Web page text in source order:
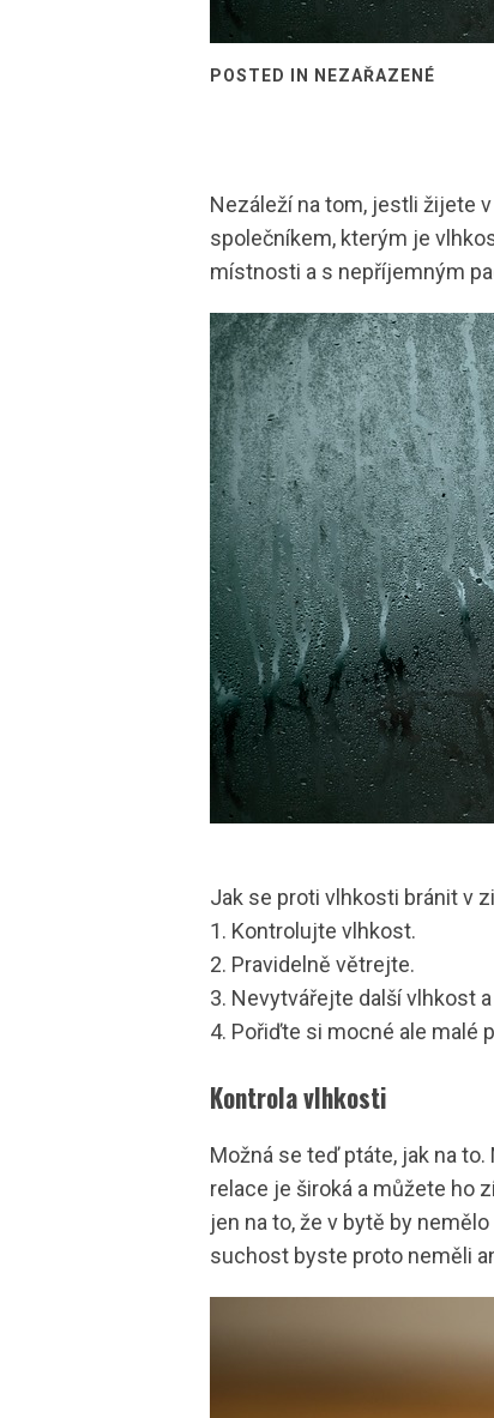
POSTED IN NEZAŘAZENÉ
Nezáleží na tom, jestli žijete
společníkem, kterým je
místnosti a s nepříjemným
Jak se proti vlhkosti bránit v
1. Kontrolujte vlhkost.
2. Pravidelně větrejte.
3. Nevytvářejte další vlhkost
4. Pořiďte si mocné ale malé
Kontrola vlhkosti
Možná se teď ptáte, jak na
relace je široká a můžete ho
jen na to, že v bytě by
suchost byste proto neměli